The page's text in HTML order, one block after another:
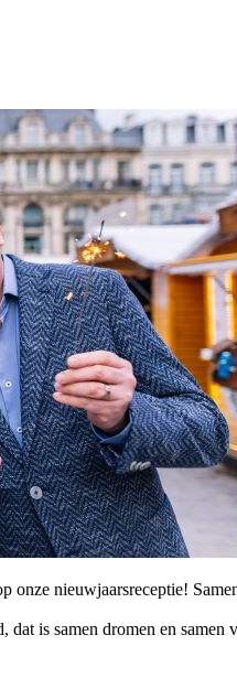
onze nieuwjaarsreceptie!
is samen dromen en samen